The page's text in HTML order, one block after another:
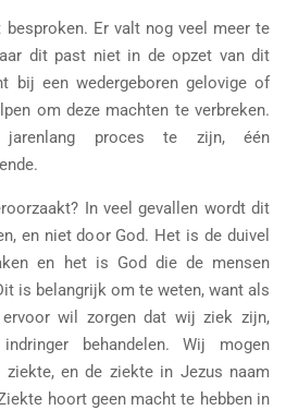
Er valt nog veel meer te
dit past niet in de opzet van dit
bij een wedergeboren gelovige of
om deze machten te verbreken.
proces te zijn, één
In veel gevallen wordt dit
en niet door God. Het is de duivel
en het is God die de mensen
is belangrijk om te weten, want als
wil zorgen dat wij ziek zijn,
behandelen. Wij mogen
en de ziekte in Jezus naam
hoort geen macht te hebben in